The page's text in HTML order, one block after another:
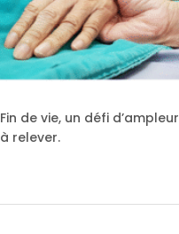
Fin de vie, un défi d’ampleur
à relever.